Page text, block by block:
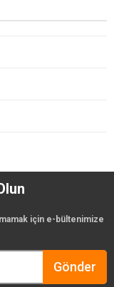
için e-bültenimize
Gönder